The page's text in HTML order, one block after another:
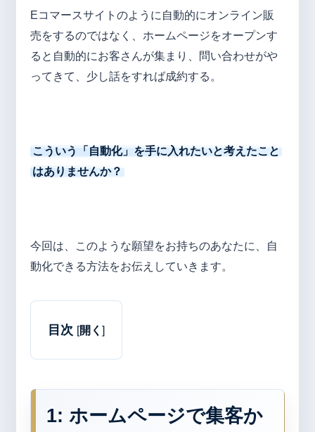
Eコマースサイトのように自動的にオンライン販
売をするのではなく、ホームページをオープンす
ると自動的にお客さんが集まり、問い合わせがや
ってきて、少し話をすれば成約する。
こういう「自動化」を手に入れたいと考えたこと
はありませんか？
今回は、このような願望をお持ちのあなたに、自
動化できる方法をお伝えしていきます。
目次 [開く]
1: ホームページで集客か